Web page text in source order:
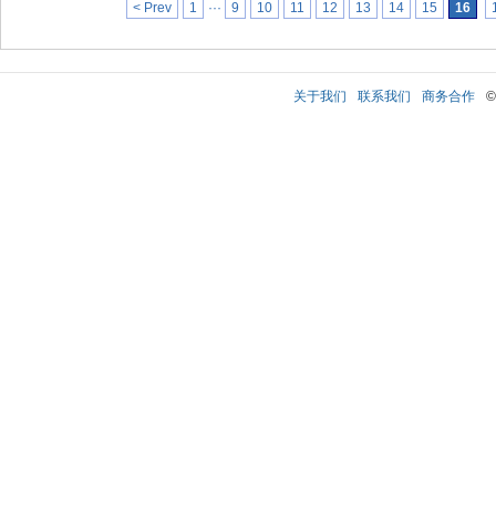
< Prev 1 ··· 9 10 11 12 13 14 15 16
关于我们 联系我们 商务合作